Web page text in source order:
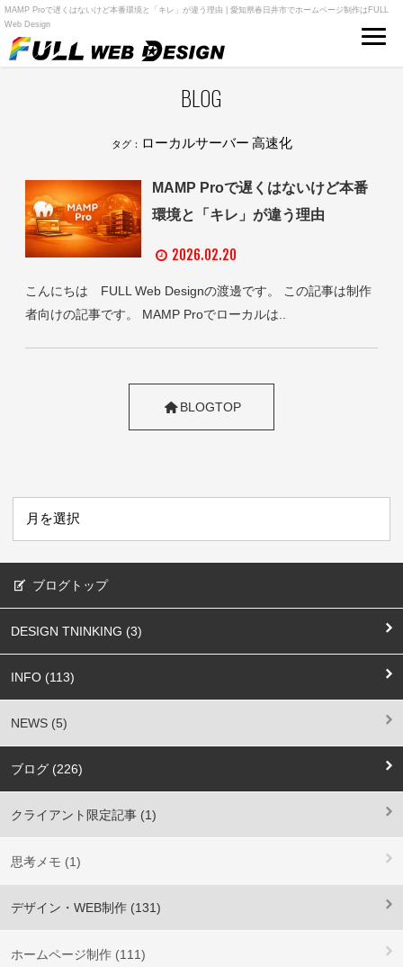
MAMP Proで遅くはないけど本番環境と「キレ」が違う理由 | 愛知県春日井市でホームページ制作はFULL
Web Design
BLOG
タグ： ローカルサーバー 高速化
MAMP Proで遅くはないけど本番
環境と「キレ」が違う理由
2026.02.20
こんにちは FULL Web Designの渡邊です。 この記事は制作
者向けの記事です。 MAMP Proでローカルは..
BLOGTOP
ブログトップ
DESIGN TNINKING (3)
INFO (113)
NEWS (5)
ブログ (226)
クライアント限定記事 (1)
思考メモ (1)
デザイン・WEB制作 (131)
ホームページ制作 (111)